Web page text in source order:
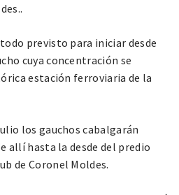
previsto para iniciar desde
cuya concentración se
estación ferroviaria de la
los gauchos cabalgarán
allí hasta la desde del predio
de Coronel Moldes.